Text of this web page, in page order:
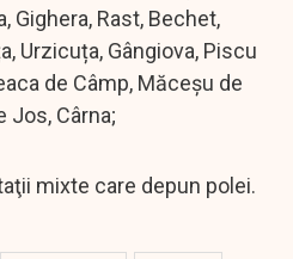
Gighera, Rast, Bechet,
Urzicuța, Gângiova, Piscu
de Câmp, Măceșu de
Jos, Cârna;
mixte care depun polei.